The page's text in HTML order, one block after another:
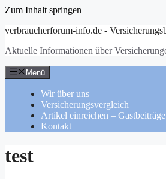
Zum Inhalt springen
verbraucherforum-info.de -
Aktuelle Informationen über
Menü
Wir über uns
Versicherungsvergleich
Artikel einreichen – Gastbeiträge
Kontakt
test